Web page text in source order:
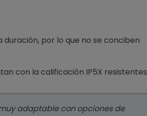
por lo que no se conciben
con la calificación IP5X resistentes
adaptable con opciones de